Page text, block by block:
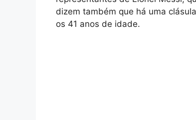
dizem também que há uma
os 41 anos de idade.